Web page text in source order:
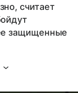
считает
защищенные